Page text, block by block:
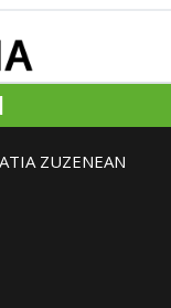
ZUZENEAN